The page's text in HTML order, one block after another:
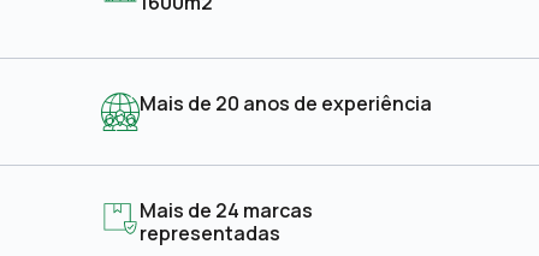
Mais de 20 anos de experiência
Mais de 24 marcas
representadas